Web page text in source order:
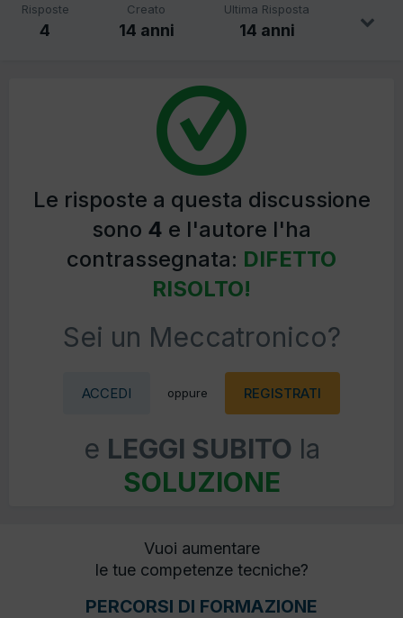
Risposte
4
Creato
14 anni
Ultima Risposta
14 anni
Le risposte a questa discussione
sono 4 e l'autore l'ha
contrassegnata: DIFETTO
RISOLTO!
Sei un Meccatronico?
ACCEDI oppure REGISTRATI
e LEGGI SUBITO la
SOLUZIONE
Vuoi aumentare
le tue competenze tecniche?
PERCORSI DI FORMAZIONE